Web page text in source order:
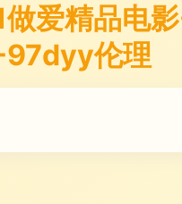
爱精品电
伦理